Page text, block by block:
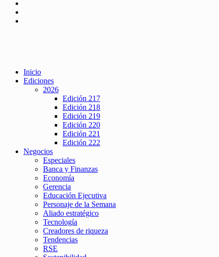
Inicio
Ediciones
2026
Edición 217
Edición 218
Edición 219
Edición 220
Edición 221
Edición 222
Negocios
Especiales
Banca y Finanzas
Economía
Gerencia
Educación Ejecutiva
Personaje de la Semana
Aliado estratégico
Tecnología
Creadores de riqueza
Tendencias
RSE